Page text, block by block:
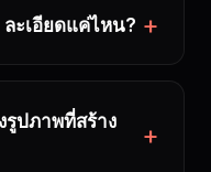
ะเอียดแค่ไหน?
ปภาพที่สร้าง